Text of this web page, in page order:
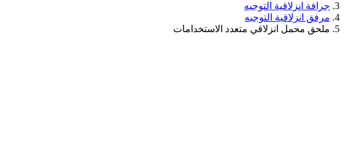
جرافة انزلاقية التوجيه
مرفق انزلاقية التوجيه
ملحق محمل انزلاقي متعدد الاستخدامات